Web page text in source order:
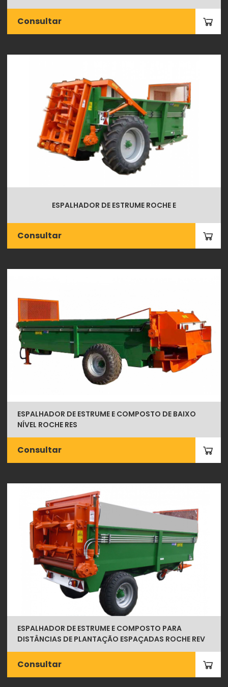
Consultar
ESPALHADOR DE ESTRUME ROCHE E
Consultar
ESPALHADOR DE ESTRUME E COMPOSTO DE BAIXO
NÍVEL ROCHE RES
Consultar
ESPALHADOR DE ESTRUME E COMPOSTO PARA
DISTÂNCIAS DE PLANTAÇÃO ESPAÇADAS ROCHE REV
Consultar